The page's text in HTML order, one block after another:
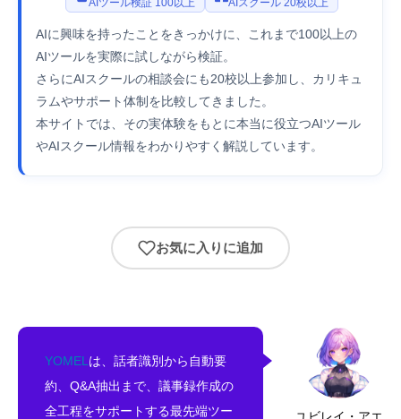
AIに興味を持ったことをきっかけに、これまで100以上の
AIツールを実際に試しながら検証。
さらにAIスクールの相談会にも20校以上参加し、カリキュ
ラムやサポート体制を比較してきました。
本サイトでは、その実体験をもとに本当に役立つAIツール
やAIスクール情報をわかりやすく解説しています。
お気に入りに追加
ユビレイ・アエ
YOMEL は、話者識別から自動要
約、Q&A抽出まで、議事録作成の
全工程をサポートする最先端ツー